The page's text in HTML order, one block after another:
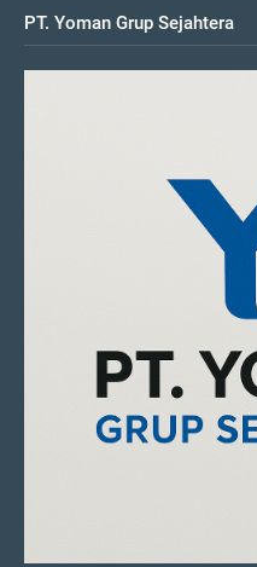
PT. Yoman Grup Sejahtera